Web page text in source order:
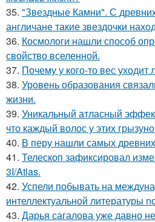
35. "Звездные Камни". С
англичане такие звездочки
36. Космологи нашли способ
свойство вселенной.
37. Почему у кого-то вес уходит
38. Уровень образования
жизни.
39. Уникальный атласный
что каждый волос у этих
40. В перу нашли самых
41. Телескоп зафиксировал
3I/Atlas.
42. Успели побывать на
интеллектуальной литературы
43. Дарья сагалова уже давно